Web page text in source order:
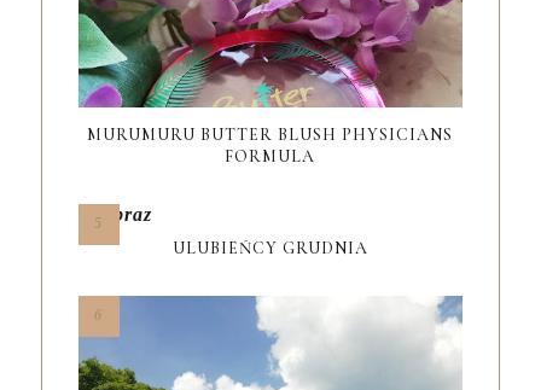
MURUMURU BUTTER BLUSH PHYSICIANS
FORMULA
ULUBIEŃCY GRUDNIA